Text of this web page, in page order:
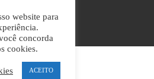
AO TOPO
website para
concorda
cookies.
ACEITO